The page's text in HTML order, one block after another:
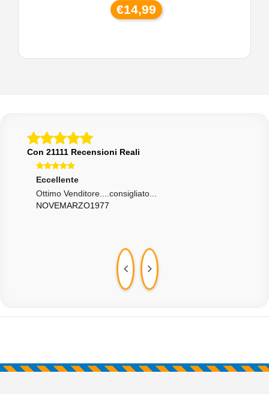
€14,99
Con 21111 Recensioni Reali
Eccellente
Ottimo Venditore....consigliato...
NOVEMARZO1977
Eccellente
Tutto Ok
GIUSEPPE6970